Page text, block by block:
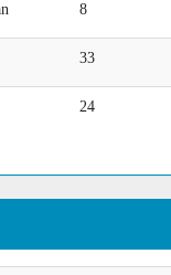
8
33
24